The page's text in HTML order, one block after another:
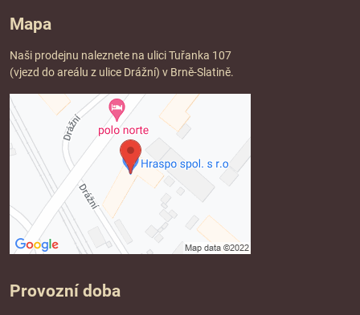
Mapa
Naši prodejnu naleznete na ulici Tuřanka 107
(vjezd do areálu z ulice Drážní) v Brně-Slatině.
Provozní doba